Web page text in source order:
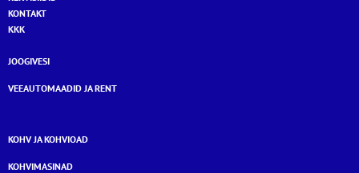
KONTAKT
KKK
JOOGIVESI
VEEAUTOMAADID JA RENT
KOHV JA KOHVIOAD
KOHVIMASINAD